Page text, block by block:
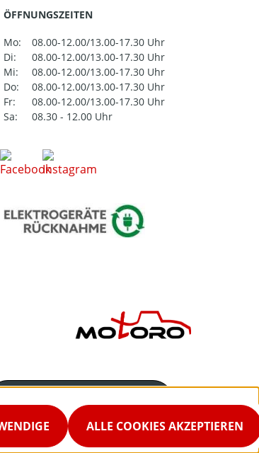
ÖFFNUNGSZEITEN
Mo:
08.00-12.00/13.00-17.30 Uhr
Di:
08.00-12.00/13.00-17.30 Uhr
Mi:
08.00-12.00/13.00-17.30 Uhr
Do:
08.00-12.00/13.00-17.30 Uhr
Fr:
08.00-12.00/13.00-17.30 Uhr
Sa:
08.30 - 12.00 Uhr
02542-9298867
Servicezeiten
ALLE COOKIES AKZEPTIEREN